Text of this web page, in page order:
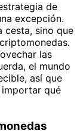
de
excepción.
cesta, sino que
las
el mundo
así que
qué